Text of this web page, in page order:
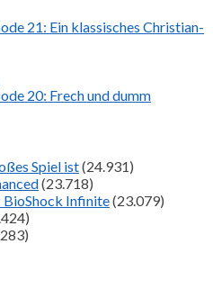
21: Ein klassisches Christian-
20: Frech und dumm
Spiel ist(24.931)
(23.718)
Infinite(23.079)